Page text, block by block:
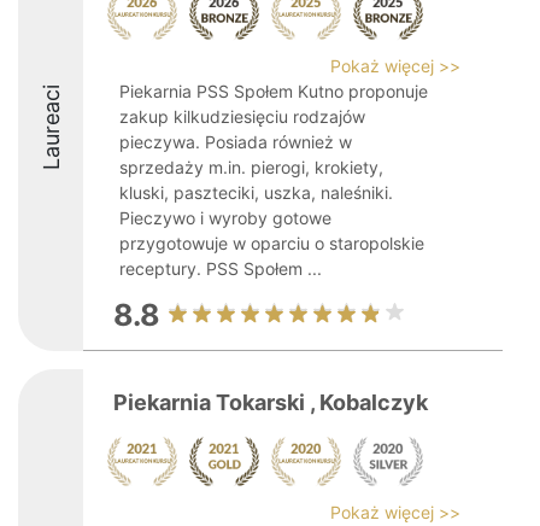
Laureaci
Pokaż więcej >>
Piekarnia PSS Społem Kutno proponuje
zakup kilkudziesięciu rodzajów
pieczywa. Posiada również w
sprzedaży m.in. pierogi, krokiety,
kluski, paszteciki, uszka, naleśniki.
Pieczywo i wyroby gotowe
przygotowuje w oparciu o staropolskie
receptury. PSS Społem ...
8.8
Piekarnia Tokarski , Kobalczyk
Pokaż więcej >>